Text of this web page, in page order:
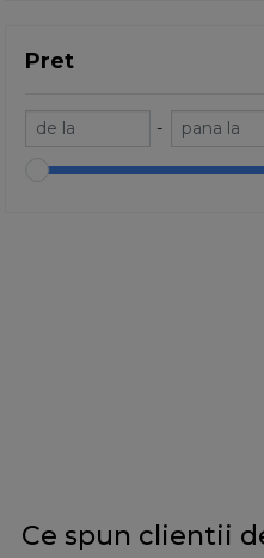
Kreg
Mafell
MTX
WOLFCRAFT
Pret
-
Ce spun clientii